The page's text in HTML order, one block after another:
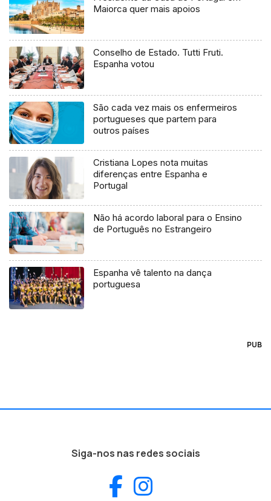
Maiorca quer mais apoios
Conselho de Estado. Tutti Fruti.
Espanha votou
São cada vez mais os enfermeiros
portugueses que partem para
outros países
Cristiana Lopes nota muitas
diferenças entre Espanha e
Portugal
Não há acordo laboral para o Ensino
de Português no Estrangeiro
Espanha vê talento na dança
portuguesa
PUB
Siga-nos nas redes sociais
Facebook